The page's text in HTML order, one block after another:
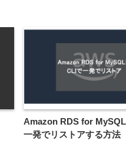
Amazon RDS for
一発でリストアする方法